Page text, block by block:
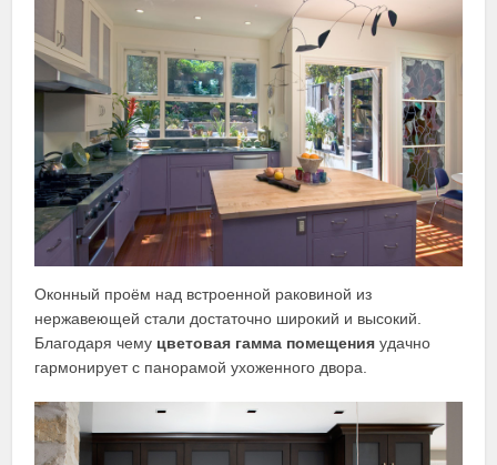
Оконный проём над встроенной раковиной из
нержавеющей стали достаточно широкий и высокий.
Благодаря чему цветовая гамма помещения удачно
гармонирует с панорамой ухоженного двора.